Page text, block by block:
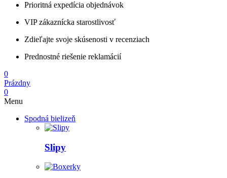
Prioritná expedícia objednávok
VIP zákaznícka starostlivosť
Zdieľajte svoje skúsenosti v recenziach
Prednostné riešenie reklamácií
0
Prázdny
0
Menu
Spodná bielizeň
Slipy